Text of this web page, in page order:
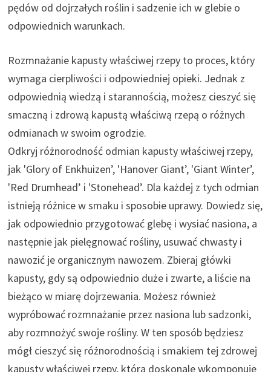
pędów od dojrzałych roślin i sadzenie ich w glebie o
odpowiednich warunkach.
Rozmnażanie kapusty właściwej rzepy to proces, który
wymaga cierpliwości i odpowiedniej opieki. Jednak z
odpowiednią wiedzą i starannością, możesz cieszyć się
smaczną i zdrową kapustą właściwą rzepą o różnych
odmianach w swoim ogrodzie.
Odkryj różnorodność odmian kapusty właściwej rzepy,
jak 'Glory of Enkhuizen’, 'Hanover Giant’, 'Giant Winter’,
'Red Drumhead’ i 'Stonehead’. Dla każdej z tych odmian
istnieją różnice w smaku i sposobie uprawy. Dowiedz się,
jak odpowiednio przygotować glebę i wysiać nasiona, a
następnie jak pielęgnować rośliny, usuwać chwasty i
nawozić je organicznym nawozem. Zbieraj główki
kapusty, gdy są odpowiednio duże i zwarte, a liście na
bieżąco w miarę dojrzewania. Możesz również
wypróbować rozmnażanie przez nasiona lub sadzonki,
aby rozmnożyć swoje rośliny. W ten sposób będziesz
mógł cieszyć się różnorodnością i smakiem tej zdrowej
kapusty właściwej rzepy, która doskonale wkomponuje